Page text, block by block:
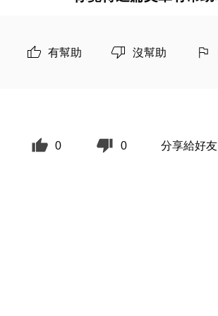
有幫助 沒幫助
0 0 分享給好友